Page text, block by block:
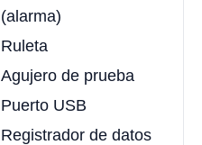
(alarma)
Ruleta
Agujero de prueba
Puerto USB
Registrador de datos